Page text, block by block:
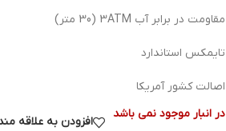
مقاومت در برابر آب 3ATM (30 متر)
تایمکس استاندارد
اصالت کشور آمریکا
در انبار موجود نمی باشد
افزودن به علاقه